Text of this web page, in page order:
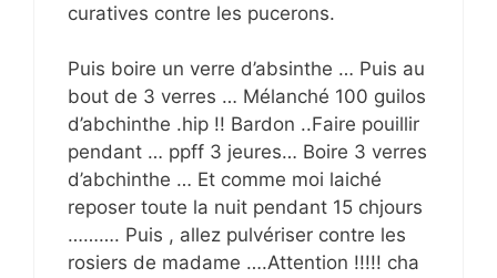
curatives contre les pucerons.
Puis boire un verre d’absinthe … Puis au
bout de 3 verres … Mélanché 100 guilos
d’abchinthe .hip !! Bardon ..Faire pouillir
pendant … ppff 3 jeures… Boire 3 verres
d’abchinthe … Et comme moi laiché
reposer toute la nuit pendant 15 chjours
………. Puis , allez pulvériser contre les
rosiers de madame ….Attention !!!!! cha